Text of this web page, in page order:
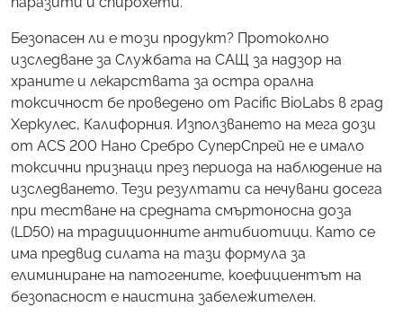
Безопасен ли е този продукт? Протоколно
изследване за Службата на САЩ за надзор на
храните и лекарствата за остра орална
токсичност бе проведено от Pacific BioLabs в град
Херкулес, Калифорния. Използването на мега дози
от ACS 200 Нано Сребро СуперСпрей не е имало
токсични признаци през периода на наблюдение на
изследването. Тези резултати са нечувани досега
при тестване на средната смъртоносна доза
(LD50) на традиционните антибиотици. Като се
има предвид силата на тази формула за
елиминиране на патогените, коефициентът на
безопасност е наистина забележителен.